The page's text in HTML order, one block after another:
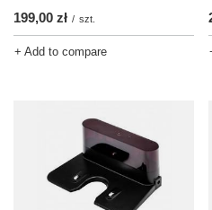
199,00 zł / szt.
+ Add to compare